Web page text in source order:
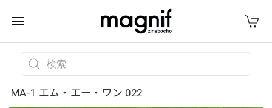
MA-1 エム・エー・ワン 022